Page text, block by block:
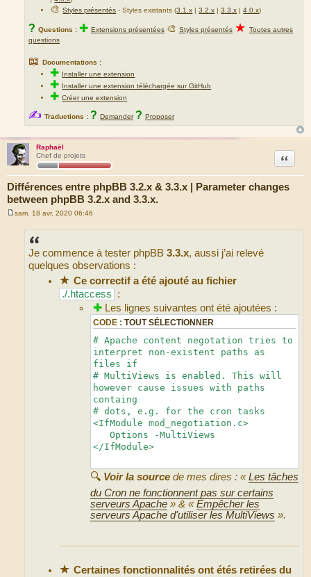
🎨Styles présentés - Styles existants (3.1.x |3.2.x |3.3.x |4.0.x)
? Questions : ✚ Extensions présentées 🎨 Styles présentés ★ Toutes autres
questions
📖 Documentations :
✚ Installer une extension
✚ Installer une extension téléchargée sur GitHub
✚Créer une extension
✍ Traductions : ? Demander ? Proposer
Raphaël
Chef de projets
Différences entre phpBB 3.2.x & 3.3.x | Parameter changes
between phpBB 3.2.x and 3.3.x.
Citation
sam. 18 avr. 2020 06:46
Je commence à tester phpBB 3.3.x, aussi j’ai relevé
quelques observations :
★Ce correctif a été ajouté au fichier
./.htaccess
:
✚ Les lignes suivantes ont été ajoutées :
CODE : TOUT SÉLECTIONNER
# Apache content negotation tries to
interpret non-existent paths as
files if
# MultiViews is enabled. This will
however cause issues with paths
containg
# dots, e.g. for the cron tasks
<IfModule mod_negotiation.c>
Options -MultiViews
</IfModule>
🔍 Voir la sourcede mes dires : «Les tâches
du Cron ne fonctionnent pas sur certains
serveurs Apache» & «Empêcher les
serveurs Apache d'utiliser les MultiViews ».
★Certaines fonctionnalités ont étés retirées du